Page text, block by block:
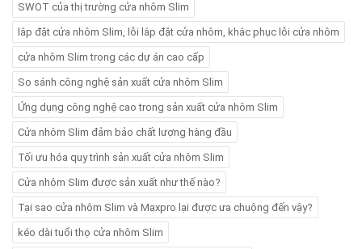
SWOT của thị trường cửa nhôm Slim
lắp đặt cửa nhôm Slim, lỗi lắp đặt cửa nhôm, khắc phục lỗi cửa nhôm
cửa nhôm Slim trong các dự án cao cấp
So sánh công nghệ sản xuất cửa nhôm Slim
Ứng dụng công nghệ cao trong sản xuất cửa nhôm Slim
Cửa nhôm Slim đảm bảo chất lượng hàng đầu
Tối ưu hóa quy trình sản xuất cửa nhôm Slim
Cửa nhôm Slim được sản xuất như thế nào?
Tại sao cửa nhôm Slim và Maxpro lại được ưa chuộng đến vậy?
kéo dài tuổi thọ cửa nhôm Slim